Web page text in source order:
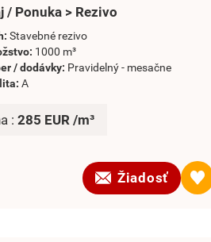
/ Ponuka > Rezivo
Stavebné rezivo
1000 m³
/ dodávky: Pravidelný - mesačne
A
: 285 EUR /m³
Žiadosť